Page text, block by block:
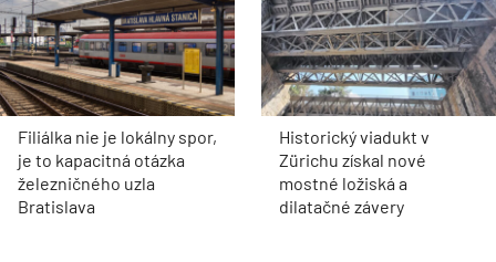
Filiálka nie je lokálny spor,
je to kapacitná otázka
železničného uzla
Bratislava
Historický viadukt v
Zürichu získal nové
mostné ložiská a
dilatačné závery